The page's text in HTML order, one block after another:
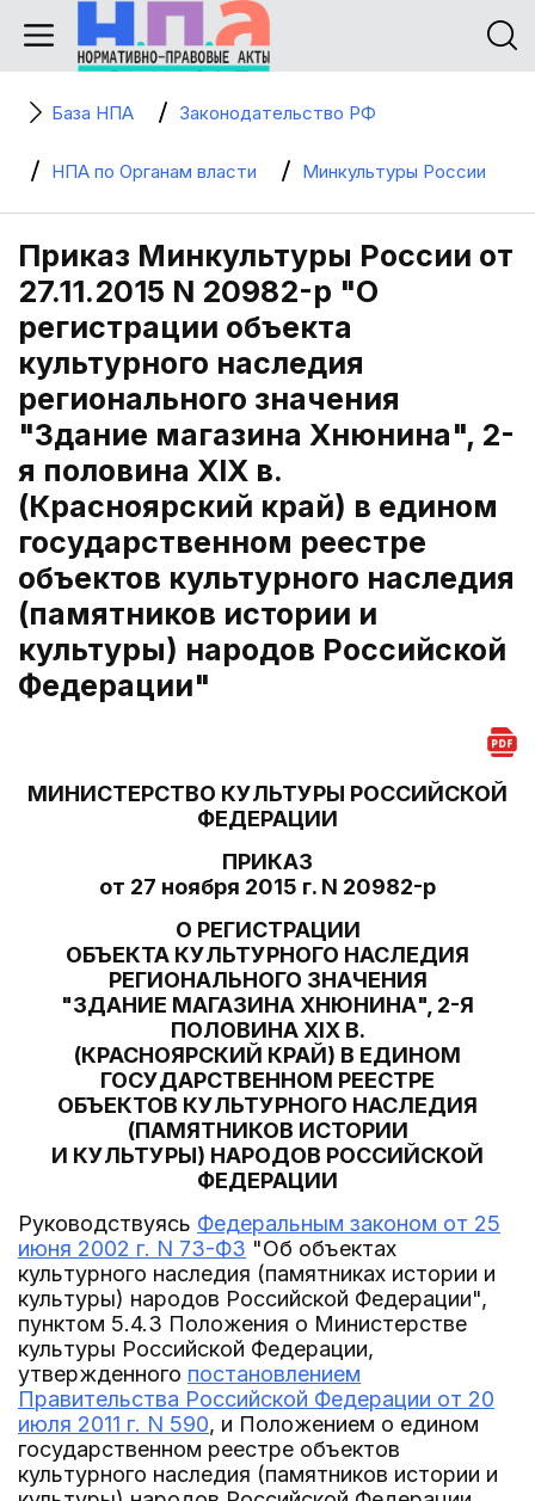
База НПА Законодательство РФ
НПА по Органам власти Минкультуры России
Приказ Минкультуры России от
27.11.2015 N 20982-р "О
регистрации объекта
культурного наследия
регионального значения
"Здание магазина Хнюнина", 2-
я половина XIX в.
(Красноярский край) в едином
государственном реестре
объектов культурного наследия
(памятников истории и
культуры) народов Российской
Федерации"
МИНИСТЕРСТВО КУЛЬТУРЫ РОССИЙСКОЙ
ФЕДЕРАЦИИ
ПРИКАЗ
от 27 ноября 2015 г. N 20982-р
О РЕГИСТРАЦИИ
ОБЪЕКТА КУЛЬТУРНОГО НАСЛЕДИЯ
РЕГИОНАЛЬНОГО ЗНАЧЕНИЯ
"ЗДАНИЕ МАГАЗИНА ХНЮНИНА", 2-Я
ПОЛОВИНА XIX В.
(КРАСНОЯРСКИЙ КРАЙ) В ЕДИНОМ
ГОСУДАРСТВЕННОМ РЕЕСТРЕ
ОБЪЕКТОВ КУЛЬТУРНОГО НАСЛЕДИЯ
(ПАМЯТНИКОВ ИСТОРИИ
И КУЛЬТУРЫ) НАРОДОВ РОССИЙСКОЙ
ФЕДЕРАЦИИ
Руководствуясь Федеральным законом от 25
июня 2002 г. N 73-ФЗ "Об объектах
культурного наследия (памятниках истории и
культуры) народов Российской Федерации",
пунктом 5.4.3 Положения о Министерстве
культуры Российской Федерации,
утвержденного постановлением
Правительства Российской Федерации от 20
июля 2011 г. N 590, и Положением о едином
государственном реестре объектов
культурного наследия (памятников истории и